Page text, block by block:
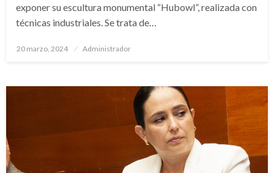
exponer su escultura monumental “Hubowl”, realizada con
técnicas industriales. Se trata de…
Publicado
20 marzo, 2024 Administrador